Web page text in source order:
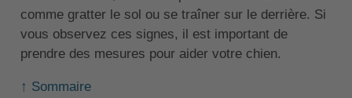
comme gratter le sol ou se traîner sur le derrière. Si
vous observez ces signes, il est important de
prendre des mesures pour aider votre chien.
↑ Sommaire